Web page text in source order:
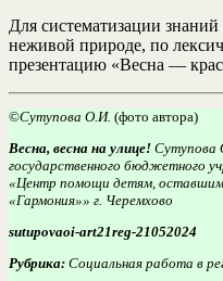
Для систематизации
неживой природе, по
презентацию «Весна —
©Сутупова О.И. (фото автора)
Весна, весна на улице! Сутупова
государственного бюджетного
«Центр помощи детям,
«Гармония»» г. Черемхово
sutupovaoi-art21reg-21052024
Рубрика: Социальная работа в